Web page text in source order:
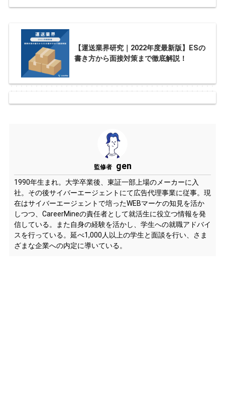
【運送業界研究｜2022年度最新版】ESの
書き方から面接対策まで徹底解説！
監修者 gen
1990年生まれ。大学卒業後、東証一部上場のメーカーに入
社。その後サイバーエージェントにて広告代理事業に従事。現
在はサイバーエージェントで培ったWEBマーケの知見を活か
しつつ、CareerMineの責任者として就活生に役立つ情報を発
信している。また自身の経験を活かし、学生への就職アドバイ
スを行っている。延べ1,000人以上の学生と面談を行い、さま
ざまな企業への内定に導いている。